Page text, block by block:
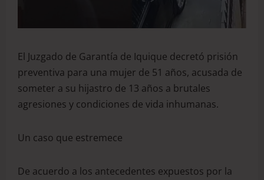
El Juzgado de Garantía de Iquique decretó prisión
preventiva para una mujer de 51 años, acusada de
someter a su hijastro de 13 años a brutales
agresiones y condiciones de vida inhumanas.
Un caso que estremece
De acuerdo a los antecedentes expuestos por la